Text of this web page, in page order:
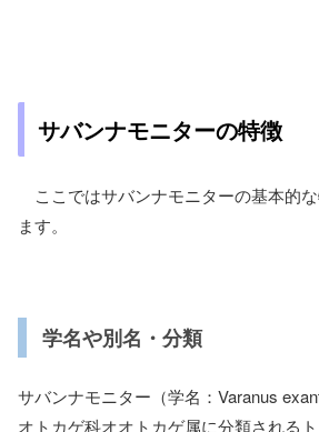
サバンナモニターの特徴
ここではサバンナモニターの基本的
ます。
学名や別名・分類
サバンナモニター（学名：Varanus
オトカゲ科オオトカゲ属に分類されるト